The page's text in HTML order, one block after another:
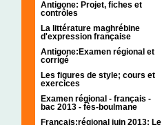
Antigone: Projet, fiches et
contrôles
La littérature maghrébine
d'expression française
Antigone:Examen régional et
corrigé
Les figures de style; cours et
exercices
Examen régional - français -
bac 2013 - fès-boulmane
Français:régional juin 2013; Le